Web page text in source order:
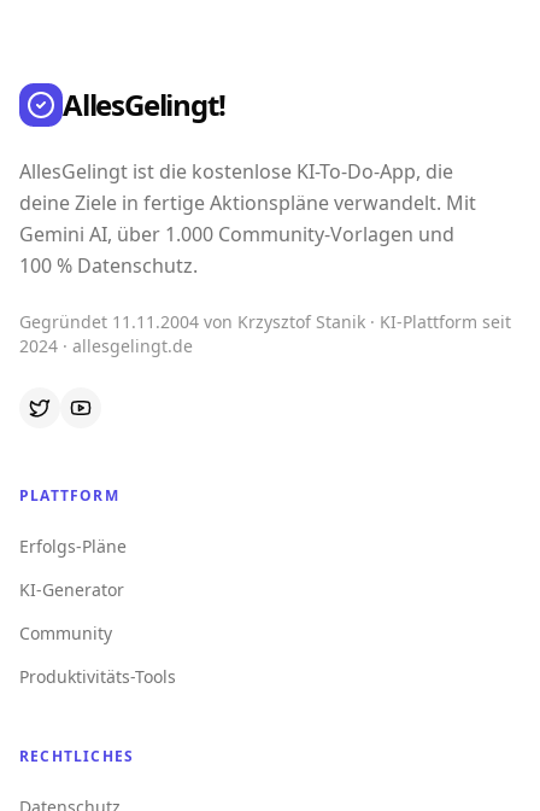
AllesGelingt!
AllesGelingt ist die kostenlose KI-To-Do-App, die
deine Ziele in fertige Aktionspläne verwandelt. Mit
Gemini AI, über 1.000 Community-Vorlagen und
100 % Datenschutz.
Gegründet 11.11.2004 von Krzysztof Stanik · KI-Plattform seit
2024 · allesgelingt.de
PLATTFORM
Erfolgs-Pläne
KI-Generator
Community
Produktivitäts-Tools
RECHTLICHES